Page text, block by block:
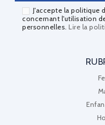
J'accepte la politique
concernant l'utilisation
personnelles. Lire la